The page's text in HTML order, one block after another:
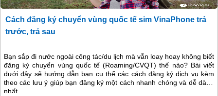
Cách đăng ký chuyển vùng quốc tế sim VinaPhone trả
trước, trả sau
Bạn sắp đi nước ngoài công tác/du lịch mà vẫn loay hoay không biết
đăng ký chuyển vùng quốc tế (Roaming/CVQT) thế nào? Bài viết
dưới đây sẽ hướng dẫn bạn cụ thể các cách đăng ký dịch vụ kèm
theo các lưu ý giúp bạn đăng ký một cách nhanh chóng và dễ dàng
nhất.